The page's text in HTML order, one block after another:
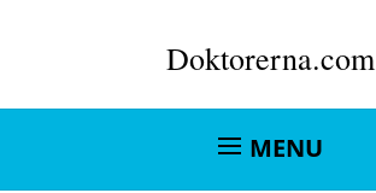
Doktorerna.com
MENU